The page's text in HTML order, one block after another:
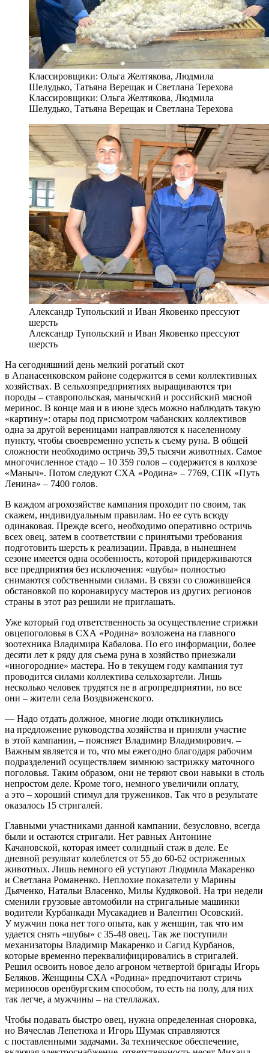
Классировщики: Ольга Желтякова, Людмила
Шелудько, Татьяна Верещак и Светлана Терехова
Классировщики: Ольга Желтякова, Людмила
Шелудько, Татьяна Верещак и Светлана Терехова
Александр Тупольский и Иван Яковенко прессуют
шерсть
Александр Тупольский и Иван Яковенко прессуют
шерсть
На сегодняшний день мелкий рогатый скот
в Апанасенковском районе содержится в семи коллективных
хозяйствах. В сельхозпредприятиях выращиваются три
породы – ​ставропольская, манычский и российский мясной
меринос. В конце мая и в июне здесь можно наблюдать такую
«картину»: отары под присмотром чабанских коллективов
одна за другой вереницами направляются к населенному
пункту, чтобы своевременно успеть к съему руна. В общей
сложности необходимо остричь 39,5 тысячи животных. Самое
многочисленное стадо – ​10 359 голов – ​содержится в колхозе
«Маныч». Потом следуют СХА «Родина» – ​7769, СПК «Путь
Ленина» – ​7400 голов.
В каждом агрохозяйстве кампания проходит по своим, так
скажем, индивидуальным правилам. Но ее суть всюду
одинаковая. Прежде всего, необходимо оперативно остричь
всех овец, затем в соответствии с принятыми требования
подготовить шерсть к реализации. Правда, в нынешнем
сезоне имеется одна особенность, которой придерживаются
все предприятия без исключения: «шубы» полностью
снимаются собственными силами. В связи со сложившейся
обстановкой по коронавирусу мастеров из других регионов
страны в этот раз решили не приглашать.
Уже который год ответственность за осуществление стрижки
овцепоголовья в СХА «Родина» возложена на главного
зоотехника Владимира Кабалова. По его информации, более
десяти лет к ряду для съема руна в хозяйство приезжали
«иногородние» мастера. Но в текущем году кампания тут
проводится силами коллектива сельхозартели. Лишь
несколько человек трудятся не в агропредприятии, но все
они – ​жители села Воздвиженского.
— Надо отдать должное, многие люди откликнулись
на предложение руководства хозяйства и приняли участие
в этой кампании, – ​поясняет Владимир Владимирович. – ​
Важным является и то, что мы ежегодно благодаря рабочим
подразделений осуществляем зимнюю застрижку маточного
пого­ловья. Таким образом, они не теряют свои навыки в столь
непростом деле. Кроме того, немного увеличили оплату,
а это – ​хороший стимул для тружеников. Так что в результате
оказалось 15 стригалей.
Главными участниками данной кампании, безусловно, всег­да
были и остаются стригали. Нет равных Антонине
Качановской, которая имеет солидный стаж в деле. Ее
дневной результат колеблется от 55 до 60‑62 остриженных
животных. Лишь немного ей уступают Людмила Макаренко
и Светлана Романенко. Неплохие показатели у Марины
Дьяченко, Натальи Власенко, Милы Кудяковой. На три недели
сменили грузовые автомобили на стригальные машинки
водители Курбанкади Мусакадиев и Валентин Осовский.
У мужчин пока нет того опыта, как у женщин, так что им
удается снять «шубы» с 35‑48 овец. Так же поступили
механизаторы Владимир Макаренко и Сагид Курбанов,
которые временно переквалифицировались в стригалей.
Решил освоить новое дело агроном четвертой бригады Игорь
Беляков. Женщины СХА «Родина» предпочитают стричь
мериносов оренбургским способом, то есть на полу, для них
так легче, а мужчины – ​на стеллажах.
Чтобы подавать быстро овец, нужна определенная сноровка,
но Вячеслав Лепетюха и Игорь Шумак справляются
с поставленными задачами. За техническое обеспечение,